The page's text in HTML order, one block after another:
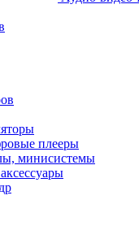
плееры
минисистемы